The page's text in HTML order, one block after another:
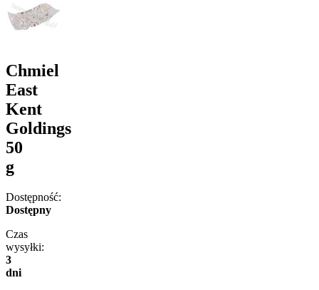
Chmiel
East
Kent
Goldings
50
g
Dostępność:
Dostępny
Czas
wysyłki:
3
dni